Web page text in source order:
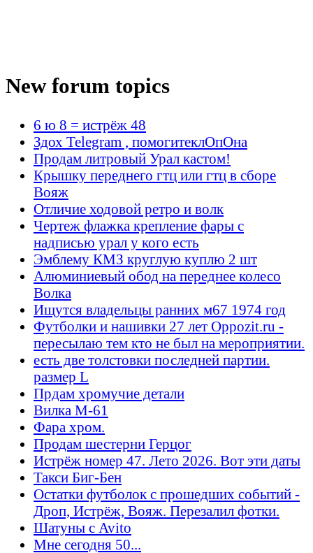
New forum topics
6 ю 8 = истрёж 48
Здох Telegram , помогитеклОпОна
Продам литровый Урал кастом!
Крышку переднего гтц или гтц в сборе
Вояж
Отличие ходовой ретро и волк
Чертеж флажка крепление фары с
надписью урал у кого есть
Эмблему КМЗ круглую куплю 2 шт
Алюминиевый обод на переднее колесо
Волка
Ищутся владельцы ранних м67 1974 год
Футболки и нашивки 27 лет Oppozit.ru -
пересылаю тем кто не был на мероприятии.
есть две толстовки последней партии.
размер L
Прдам хромучие детали
Вилка М-61
Фара хром.
Продам шестерни Герцог
Истрёж номер 47. Лето 2026. Вот эти даты
Такси Биг-Бен
Остатки футболок с прошедших событий -
Дроп, Истрёж, Вояж. Перезалил фотки.
Шатуны с Avito
Мне сегодня 50...